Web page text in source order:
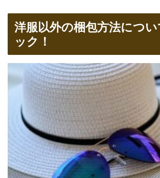
洋服以外の梱包方法につ
ック！